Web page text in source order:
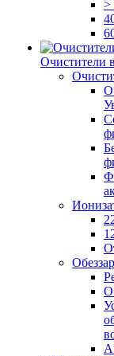
>
Очистители